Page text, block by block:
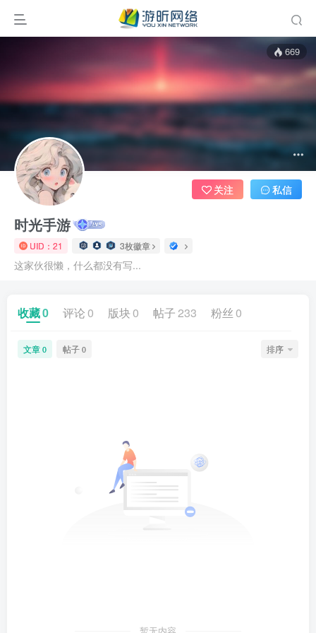
669
时光手游
UID：21 3枚徽章
这家伙很懒，什么都没有写...
关注 私信
收藏0 评论 0 版块 0 帖子 233 粉丝 0
文章 0 帖子 0 排序